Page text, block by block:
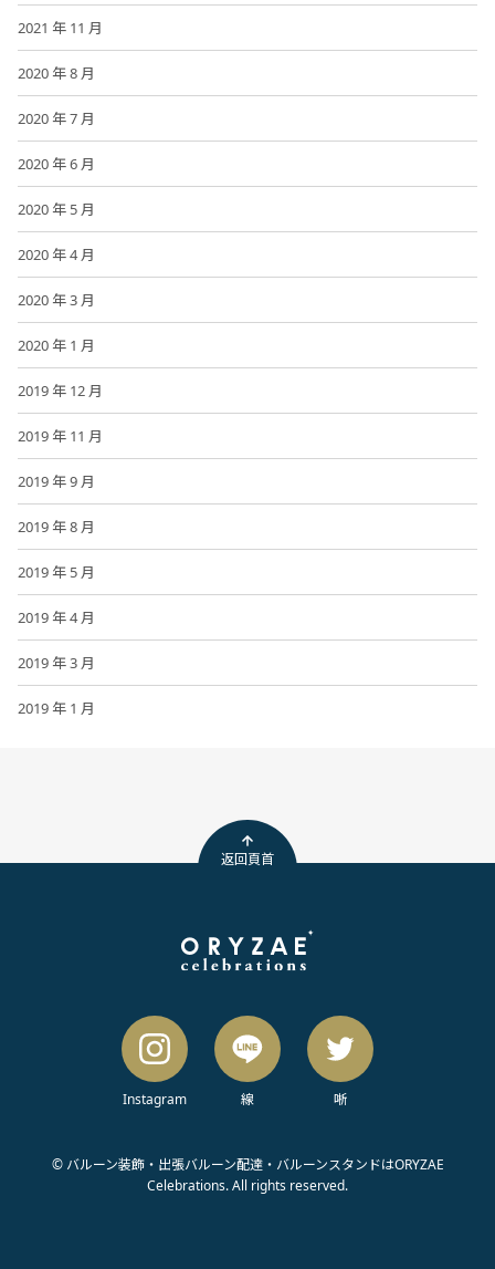
2021 年 11 月
2020 年 8 月
2020 年 7 月
2020 年 6 月
2020 年 5 月
2020 年 4 月
2020 年 3 月
2020 年 1 月
2019 年 12 月
2019 年 11 月
2019 年 9 月
2019 年 8 月
2019 年 5 月
2019 年 4 月
2019 年 3 月
2019 年 1 月
返回頁首
Instagram 線 唽
© バルーン装飾・出張バルーン配達・バルーンスタンドはORYZAE
Celebrations. All rights reserved.